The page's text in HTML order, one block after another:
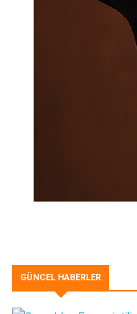
GÜNCEL HABERLER
Syma’dan Ege